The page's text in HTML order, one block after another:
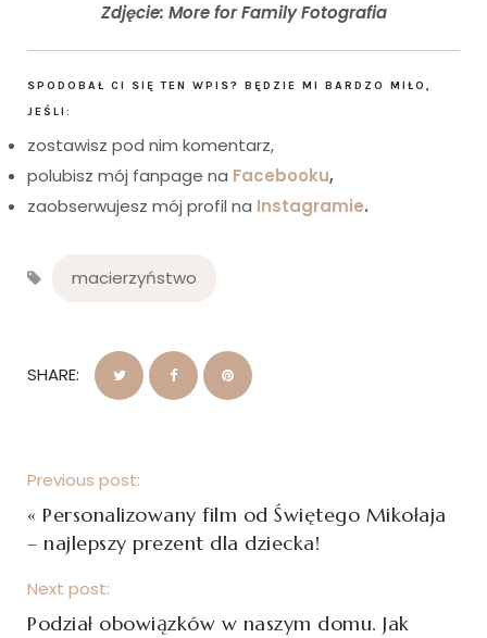
Zdjęcie: More for Family Fotografia
SPODOBAŁ CI SIĘ TEN WPIS? BĘDZIE MI BARDZO MIŁO,
JEŚLI:
zostawisz pod nim komentarz,
polubisz mój fanpage na Facebooku,
zaobserwujesz mój profil na Instagramie.
macierzyństwo
SHARE:
Previous post:
« Personalizowany film od Świętego Mikołaja
– najlepszy prezent dla dziecka!
Next post:
Podział obowiązków w naszym domu. Jak